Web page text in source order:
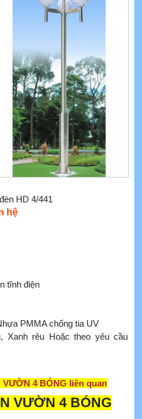
HD 4/441
hệ
tĩnh điện
PMMA chống tia UV
Xanh rêu Hoặc theo yêu cầu
4 BÓNG liên quan
VƯỜN 4 BÓNG